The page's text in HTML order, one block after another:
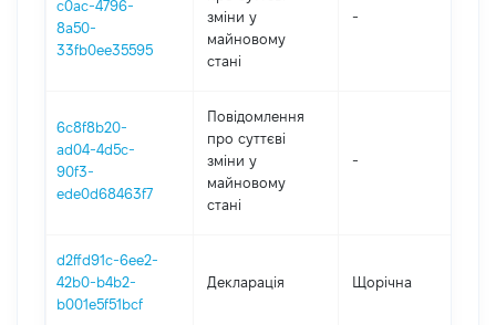
c0ac-4796-
8a50-
33fb0ee35595
зміни y
майновому
стані
-
6c8f8b20-
ad04-4d5c-
90f3-
ede0d68463f7
Повідомлення
про суттєві
зміни y
майновому
стані
-
d2ffd91c-6ee2-
42b0-b4b2-
b001e5f51bcf
Декларація Щорічна